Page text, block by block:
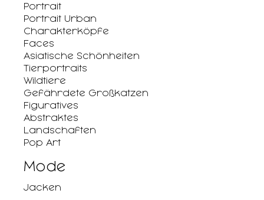
Portrait
Portrait Urban
Charakterköpfe
Faces
Asiatische Schönheiten
Tierportraits
Wildtiere
Gefährdete Großkatzen
Figuratives
Abstraktes
Landschaften
Pop Art
Mode
Jacken